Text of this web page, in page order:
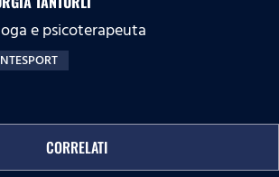
e psicoterapeuta
CORRELATI